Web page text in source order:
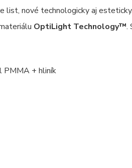
list, nové technologicky aj esteticky.
OptiLight Technology™.
PMMA + hliník